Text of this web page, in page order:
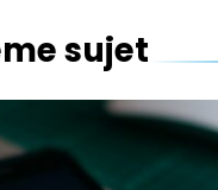
sujet